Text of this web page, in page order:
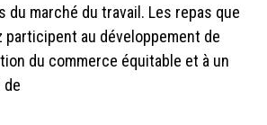
du marché du travail. Les repas que
participent au développement de
du commerce équitable et à un
de